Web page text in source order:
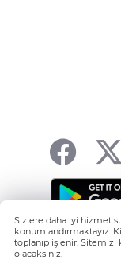
Tüm hakkı
projesidir
Sizlere daha iyi hizmet
konumlandırmaktayız.
toplanıp işlenir. Sitemizi
olacaksınız.